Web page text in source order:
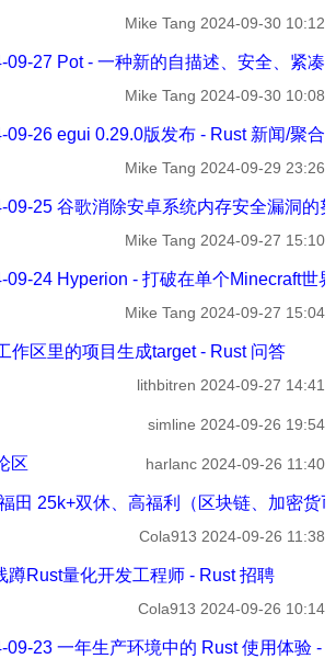
Mike Tang 2024-09-30 10:12
09-27 Pot - 一种新的自描述、安全、紧
Mike Tang 2024-09-30 10:08
09-26 egui 0.29.0版发布 - Rust 新闻/聚合
Mike Tang 2024-09-29 23:26
09-25 谷歌消除安卓系统内存安全漏洞的
Mike Tang 2024-09-27 15:10
09-24 Hyperion - 打破在单个Minecraft
Mike Tang 2024-09-27 15:04
作区里的项目生成target - Rust 问答
lithbitren 2024-09-27 14:41
simline 2024-09-26 19:54
区 harlanc 2024-09-26 11:40
田 25k+双休、高福利（区块链、加密货
Cola913 2024-09-26 11:38
蹲Rust量化开发工程师 - Rust 招聘
Cola913 2024-09-26 10:14
09-23 一年生产环境中的 Rust 使用体验 -